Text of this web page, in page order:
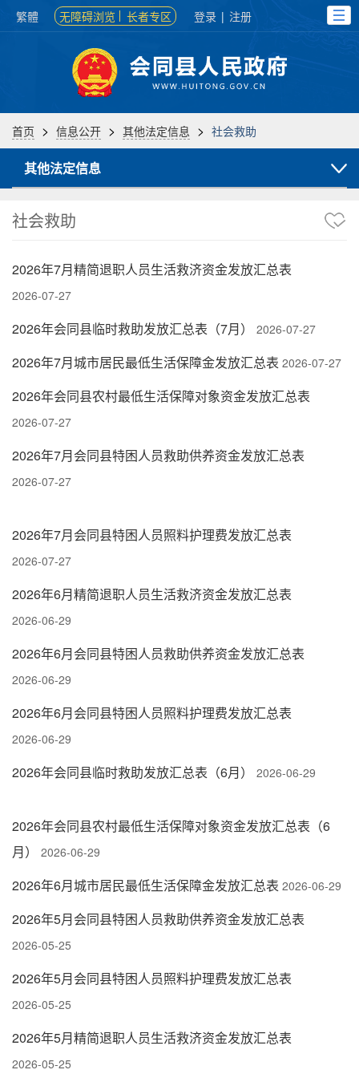
繁體 无障碍浏览 长者专区 登录 | 注册
首页 > 信息公开 > 其他法定信息 > 社会救助
其他法定信息
社会救助
2026年7月精简退职人员生活救济资金发放汇总表
2026-07-27
2026年会同县临时救助发放汇总表（7月） 2026-07-27
2026年7月城市居民最低生活保障金发放汇总表 2026-07-27
2026年会同县农村最低生活保障对象资金发放汇总表
2026-07-27
2026年7月会同县特困人员救助供养资金发放汇总表
2026-07-27
2026年7月会同县特困人员照料护理费发放汇总表
2026-07-27
2026年6月精简退职人员生活救济资金发放汇总表
2026-06-29
2026年6月会同县特困人员救助供养资金发放汇总表
2026-06-29
2026年6月会同县特困人员照料护理费发放汇总表
2026-06-29
2026年会同县临时救助发放汇总表（6月） 2026-06-29
2026年会同县农村最低生活保障对象资金发放汇总表（6
月）
2026-06-29
2026年6月城市居民最低生活保障金发放汇总表 2026-06-29
2026年5月会同县特困人员救助供养资金发放汇总表
2026-05-25
2026年5月会同县特困人员照料护理费发放汇总表
2026-05-25
2026年5月精简退职人员生活救济资金发放汇总表
2026-05-25